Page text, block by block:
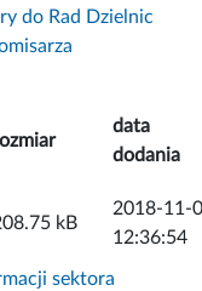
do Rad Dzielnic
data
dodania
kB
2018-11-
12:36:54
sektora